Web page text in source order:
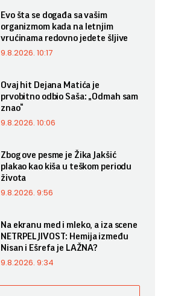
Evo šta se događa sa vašim
organizmom kada na letnjim
vrućinama redovno jedete šljive
9.8.2026. 10:17
Ovaj hit Dejana Matića je
prvobitno odbio Saša: „Odmah sam
znao“
9.8.2026. 10:06
Zbog ove pesme je Žika Jakšić
plakao kao kiša u teškom periodu
života
9.8.2026. 9:56
Na ekranu med i mleko, a iza scene
NETRPELJIVOST: Hemija između
Nisan i Ešrefa je LAŽNA?
9.8.2026. 9:34